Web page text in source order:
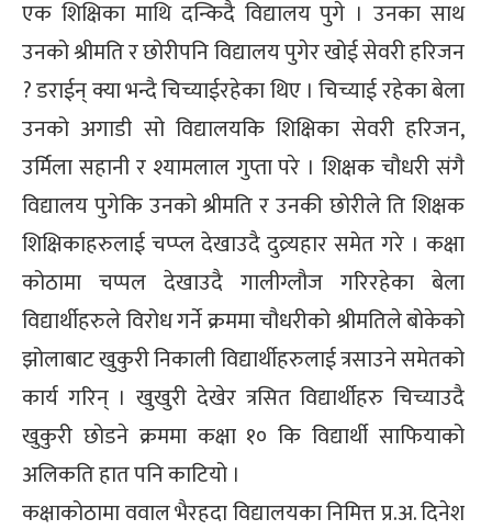
एक शिक्षिका माथि दन्किदै विद्यालय पुगे । उनका साथ
उनको श्रीमति र छोरीपनि विद्यालय पुगेर खोई सेवरी हरिजन
? डराईन् क्या भन्दै चिच्याईरहेका थिए । चिच्याई रहेका बेला
उनको अगाडी सो विद्यालयकि शिक्षिका सेवरी हरिजन,
उर्मिला सहानी र श्यामलाल गुप्ता परे । शिक्षक चौधरी संगै
विद्यालय पुगेकि उनको श्रीमति र उनकी छोरीले ति शिक्षक
शिक्षिकाहरुलाई चप्प्ल देखाउदै दुव्र्यहार समेत गरे । कक्षा
कोठामा चप्पल देखाउदै गालीग्लौज गरिरहेका बेला
विद्यार्थीहरुले विरोध गर्ने क्रममा चौधरीको श्रीमतिले बोकेको
झोलाबाट खुकुरी निकाली विद्यार्थीहरुलाई त्रसाउने समेतको
कार्य गरिन् । खुखुरी देखेर त्रसित विद्यार्थीहरु चिच्याउदै
खुकुरी छोडने क्रममा कक्षा १० कि विद्यार्थी साफियाको
अलिकति हात पनि काटियो ।
कक्षाकोठामा ववाल भैरहदा विद्यालयका निमित्त प्र.अ. दिनेश